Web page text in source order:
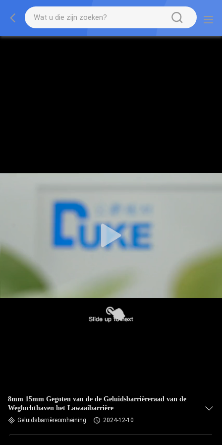
8mm 15mm Gegoten van de de Geluidsbarrièreraad van de
Wegluchthaven het Lawaaibarrière
Geluidsbarrièreomheining 2024-12-10